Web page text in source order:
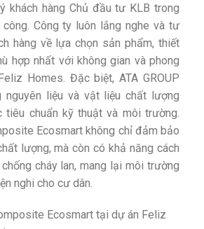
khách hàng Chủ đầu tư KLB trong
Công ty luôn lắng nghe và tư
hàng về lựa chọn sản phẩm, thiết
hợp nhất với không gian và phong
Homes. Đặc biệt, ATA GROUP
nguyên liệu và vật liệu chất lượng
tiêu chuẩn kỹ thuật và môi trường.
Ecosmart không chỉ đảm bảo
lượng, mà còn có khả năng cách
cháy lan, mang lại môi trường
nghi cho cư dân.